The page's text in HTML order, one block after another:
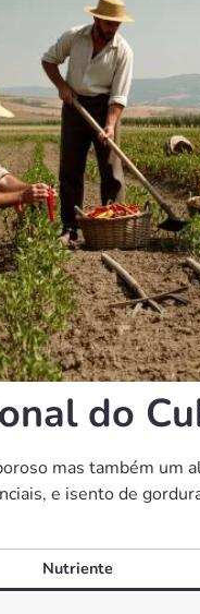
do
mas também
e isento de
Nutriente